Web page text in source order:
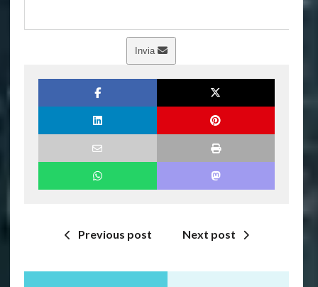
Invia
Previous post Next post